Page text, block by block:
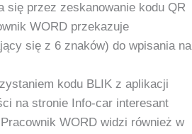
się przez zeskanowanie kodu QR
WORD przekazuje
się z 6 znaków) do wpisania na
kodu BLIK z aplikacji
na stronie Info-car interesant
WORD widzi również w